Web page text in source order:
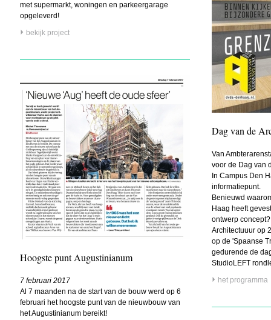
met supermarkt, woningen en parkeergarage
opgeleverd!
bekijk project
Hoogste punt Augustinianum
7 februari 2017
Al 7 maanden na de start van de bouw werd op 6
februari het hoogste punt van de nieuwbouw van
het Augustinianum bereikt!
Dag van de
Van
voor de Dag van
In Campus Den
informatiepunt.
Benieuwd
Haag heeft
ontwerp
Architectuuur op
op de 'Spaanse
gedurende de
StudioLEFT
het programma